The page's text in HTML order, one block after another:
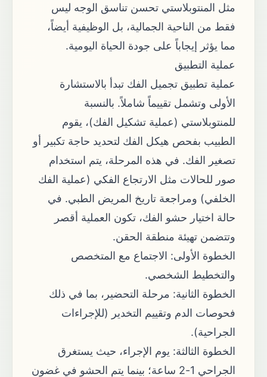
مثل المنتوبلاستي تحسن تناسق الوجه ليس
فقط من الناحية الجمالية، بل الوظيفية أيضاً،
مما يؤثر إيجاباً على جودة الحياة اليومية.
عملية التطبيق
عملية تطبيق تجميل الفك تبدأ بالاستشارة
الأولى وتشمل تقييماً شاملاً. بالنسبة
للمنتوبلاستي (عملية تشكيل الفك)، يقوم
الطبيب بفحص هيكل الفك لتحديد حاجة تكبير أو
تصغير الفك. في هذه المرحلة، يتم استخدام
صور للحالات مثل الارتجاع الفكي (عملية الفك
الخلفي) ومراجعة تاريخ المريض الطبي. في
حالة اختيار حشو الفك، تكون العملية أقصر
وتتضمن تهيئة منطقة الحقن.
الخطوة الأولى: الاجتماع مع المتخصص
والتخطيط الشخصي.
الخطوة الثانية: مرحلة التحضير، بما في ذلك
فحوصات الدم وتقييم التخدير (للإجراءات
الجراحية).
الخطوة الثالثة: يوم الإجراء، حيث يستغرق
الجراحي 1-2 ساعة؛ بينما يتم الحشو في غضون